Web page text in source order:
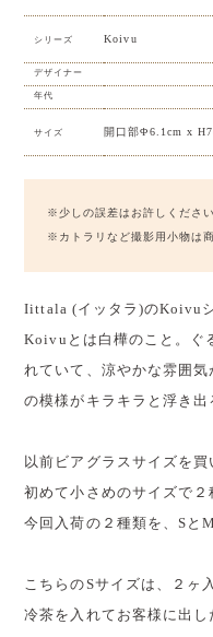
シリーズ Koivu
デザイナー
年代
サイズ 開口部Φ6.1cm x
※少しの誤差はお許しください
※カトラリなど撮影用小物は
Iittala (イッタラ)のKoivuシ
Koivuとは白樺のこと。ぐ
れていて、涼やかな雰囲
の模様がキラキラと浮き出
以前ビアグラスサイズを
初めて小さめのサイズで２
今回入荷の２種類を、Sと
こちらのSサイズは、２ヶ
冷茶を入れてお客様に出